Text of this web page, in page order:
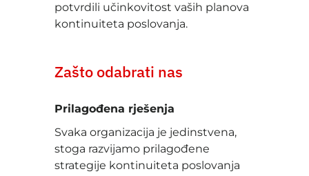
potvrdili učinkovitost vaših planova
kontinuiteta poslovanja.
Zašto odabrati nas
Prilagođena rješenja
Svaka organizacija je jedinstvena,
stoga razvijamo prilagođene
strategije kontinuiteta poslovanja